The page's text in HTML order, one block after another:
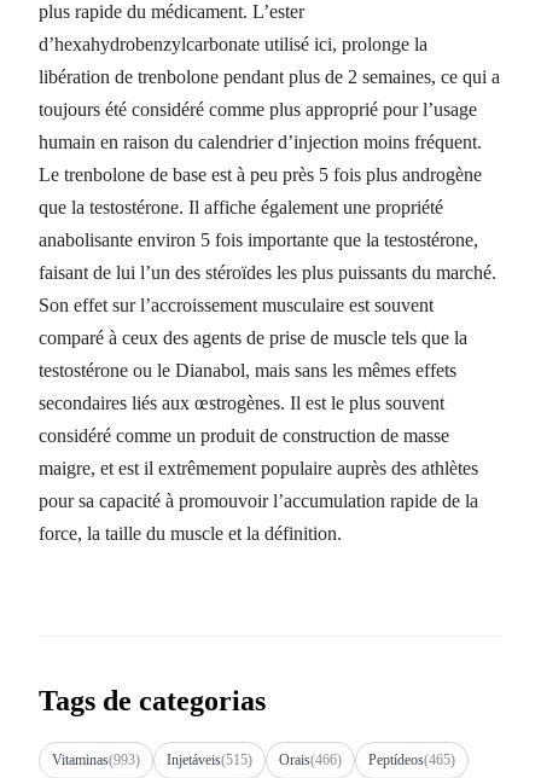
plus rapide du médicament. L’ester
d’hexahydrobenzylcarbonate utilisé ici, prolonge la
libération de trenbolone pendant plus de 2 semaines, ce qui a
toujours été considéré comme plus approprié pour l’usage
humain en raison du calendrier d’injection moins fréquent.
Le trenbolone de base est à peu près 5 fois plus androgène
que la testostérone. Il affiche également une propriété
anabolisante environ 5 fois importante que la testostérone,
faisant de lui l’un des stéroïdes les plus puissants du marché.
Son effet sur l’accroissement musculaire est souvent
comparé à ceux des agents de prise de muscle tels que la
testostérone ou le Dianabol, mais sans les mêmes effets
secondaires liés aux œstrogènes. Il est le plus souvent
considéré comme un produit de construction de masse
maigre, et est il extrêmement populaire auprès des athlètes
pour sa capacité à promouvoir l’accumulation rapide de la
force, la taille du muscle et la définition.
Tags de categorias
Vitaminas(993) Injetáveis(515) Orais(466) Peptídeos(465)